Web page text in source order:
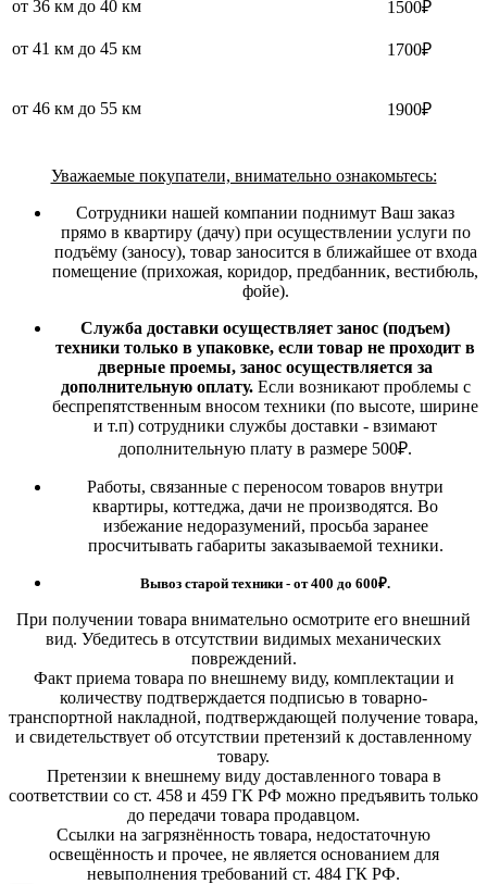
от 36 км до 40 км 1500₽
от 41 км до 45 км 1700₽
от 46 км до 55 км 1900₽
Уважаемые покупатели, внимательно ознакомьтесь:
Сотрудники нашей компании поднимут Ваш заказ
прямо в квартиру (дачу) при осуществлении услуги по
подъёму (заносу), товар заносится в ближайшее от входа
помещение (прихожая, коридор, предбанник, вестибюль,
фойе).
Служба доставки осуществляет занос (подъем)
техники только в упаковке, если товар не проходит в
дверные проемы, занос осуществляется за
дополнительную оплату. Если возникают проблемы с
беспрепятственным вносом техники (по высоте, ширине
и т.п) сотрудники службы доставки - взимают
дополнительную плату в размере 500₽.
Работы, связанные с переносом товаров внутри
квартиры, коттеджа, дачи не производятся. Во
избежание недоразумений, просьба заранее
просчитывать габариты заказываемой техники.
Вывоз старой техники - от 400 до 600₽.
При получении товара внимательно осмотрите его внешний
вид. Убедитесь в отсутствии видимых механических
повреждений.
Факт приема товара по внешнему виду, комплектации и
количеству подтверждается подписью в товарно-
транспортной накладной, подтверждающей получение товара,
и свидетельствует об отсутствии претензий к доставленному
товару.
Претензии к внешнему виду доставленного товара в
соответствии со ст. 458 и 459 ГК РФ можно предъявить только
до передачи товара продавцом.
Ссылки на загрязнённость товара, недостаточную
освещённость и прочее, не является основанием для
невыполнения требований ст. 484 ГК РФ.